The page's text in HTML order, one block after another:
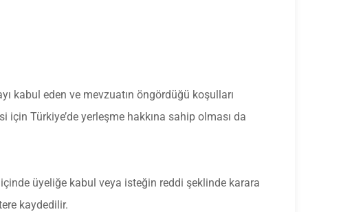
kabul eden ve mevzuatın öngördüğü koşulları
Türkiye’de yerleşme hakkına sahip olması da
üyeliğe kabul veya isteğin reddi şeklinde karara
kaydedilir.